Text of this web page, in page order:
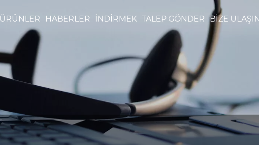
ÜRÜNLER HABERLER İNDIRMEK TALEP GÖNDER BIZE ULAŞIN